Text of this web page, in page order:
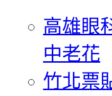
高雄眼
中老花
竹北票